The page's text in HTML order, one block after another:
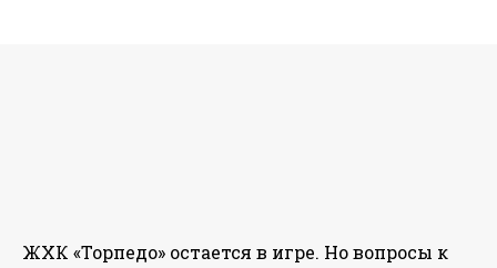
ЖХК «Торпедо» остается в игре. Но вопросы к